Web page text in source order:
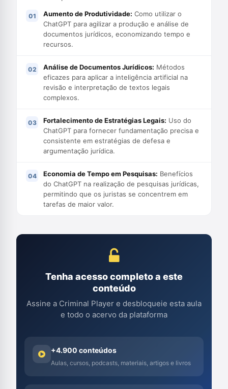
Aumento de Produtividade: Como utilizar o
ChatGPT para agilizar a produção e análise de
documentos jurídicos, economizando tempo e
recursos.
Análise de Documentos Jurídicos: Métodos
eficazes para aplicar a inteligência artificial na
revisão e interpretação de textos legais
complexos.
Fortalecimento de Estratégias Legais: Uso do
ChatGPT para fornecer fundamentação precisa e
consistente em estratégias de defesa e
argumentação jurídica.
Economia de Tempo em Pesquisas: Benefícios
do ChatGPT na realização de pesquisas jurídicas,
permitindo que os juristas se concentrem em
tarefas de maior valor.
Tenha acesso completo a este
conteúdo
Assine a Criminal Player e desbloqueie esta aula
e todo o acervo da plataforma
+4.900 conteúdos
Aulas, cursos, podcasts, materiais, artigos e livros